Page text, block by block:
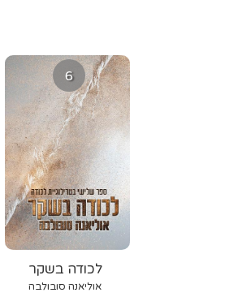
6
לכודה בשקר
אוליאנה סובולבה